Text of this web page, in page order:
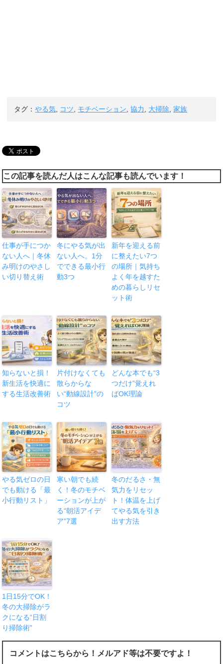
タグ：やる気 コツ モチベーション ,協力 大掃除 ,家族
この記事を読んだ人はこんな記事も読んでいます！
仕事が手につか
ない人へ｜冬休
み明けのやさし
い切り替え術
冬にやる気が出
ない人へ。1分
でできる最小行
動3つ
新年を迎える前
に整えたい7つ
の場所｜気持ち
よく年を越すた
めの暮らしリセ
ット術
知らないと損！
新生活を快適に
する生活改善術
片付けなくても
散らからな
い“動線設計”の
コツ
どんな本でも“3
つだけ”覚えれ
ばOK理論
やる気ゼロの日
でも動ける「最
小行動リスト」
寒い朝でも続
く！冬のモチベ
ーションが上が
る“朝活アイデ
ア”7選
冬のだるさ・無
気力をリセッ
ト！体温を上げ
てやる気を引き
出す方法
1日15分でOK！
冬の大掃除がラ
クになる“日割
り掃除術”
コメントはこちらから！メルアド等は不要ですよ！